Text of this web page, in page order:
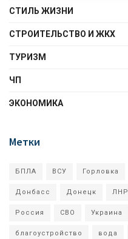
СТИЛЬ ЖИЗНИ
СТРОИТЕЛЬСТВО И ЖКХ
ТУРИЗМ
ЧП
ЭКОНОМИКА
Метки
БПЛА ВСУ Горловка
Донбасс Донецк ЛНР
Россия СВО Украина
благоустройство вода